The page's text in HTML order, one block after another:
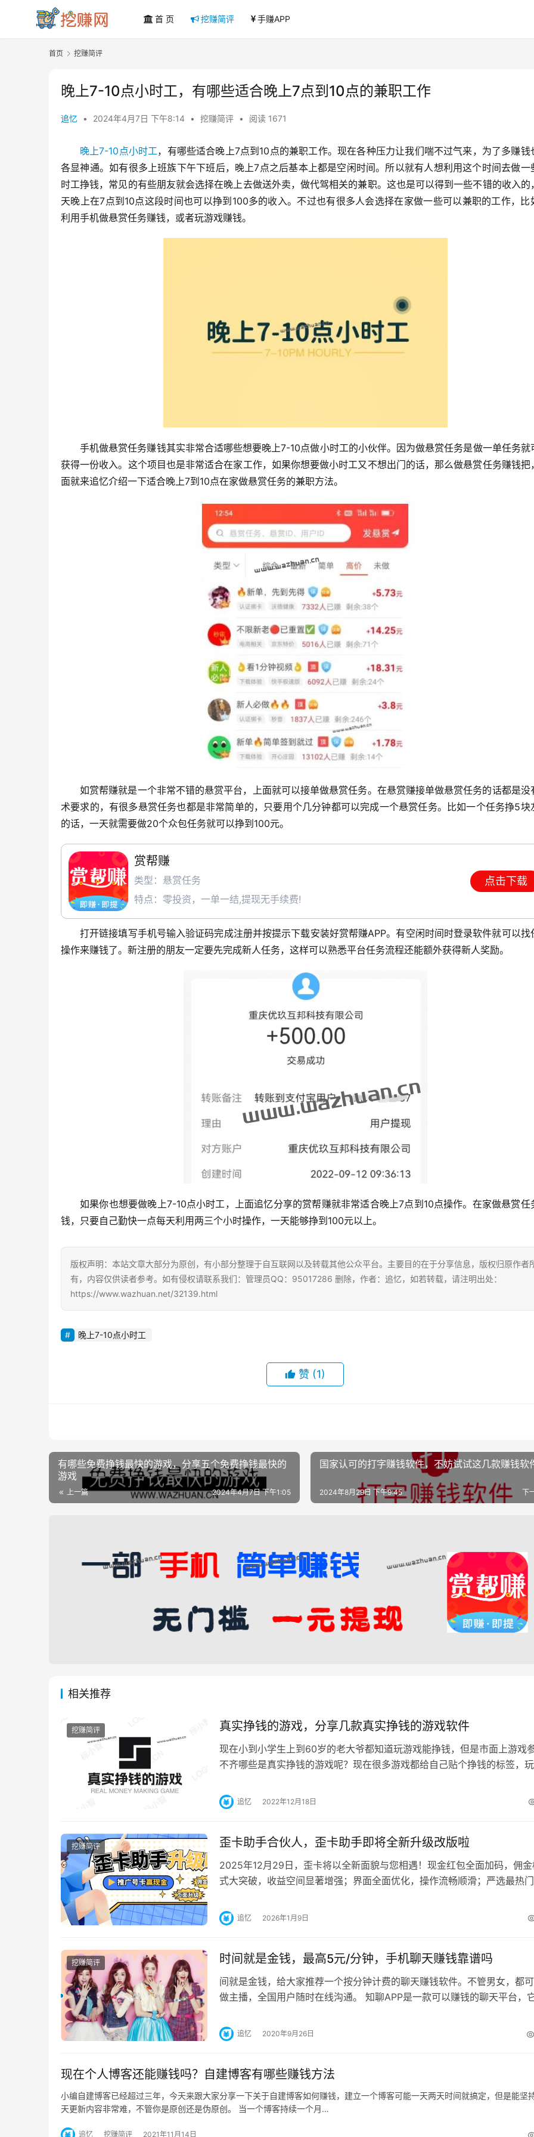
首 页 挖赚简评 手赚APP
首页 挖赚简评
晚上7-10点小时工，有哪些适合晚上7点到10点的兼职工作
追忆 • 2024年4月7日 下午8:14 • 挖赚简评 • 阅读 1671
晚上7-10点小时工，有哪些适合晚上7点到10点的兼职工作。现在各种压力让我们喘不过气来，为了多赚钱
各显神通。如有很多上班族下午下班后，晚上7点之后基本上都是空闲时间。所以就有人想利用这个时间去做一
时工挣钱，常见的有些朋友就会选择在晚上去做送外卖，做代驾相关的兼职。这也是可以得到一些不错的收入的
天晚上在7点到10点这段时间也可以挣到100多的收入。不过也有很多人会选择在家做一些可以兼职的工作，比
利用手机做悬赏任务赚钱，或者玩游戏赚钱。
手机做悬赏任务赚钱其实非常合适哪些想要晚上7-10点做小时工的小伙伴。因为做悬赏任务是做一单任务就
获得一份收入。这个项目也是非常适合在家工作，如果你想要做小时工又不想出门的话，那么做悬赏任务赚钱把
面就来追忆介绍一下适合晚上7到10点在家做悬赏任务的兼职方法。
如赏帮赚就是一个非常不错的悬赏平台，上面就可以接单做悬赏任务。在悬赏赚接单做悬赏任务的话都是没
术要求的，有很多悬赏任务也都是非常简单的，只要用个几分钟都可以完成一个悬赏任务。比如一个任务挣5块
的话，一天就需要做20个众包任务就可以挣到100元。
赏帮赚
类型：悬赏任务
特点：零投资，一单一结,提现无手续费!
点击下载
打开链接填写手机号输入验证码完成注册并按提示下载安装好赏帮赚APP。有空闲时间时登录软件就可以找
操作来赚钱了。新注册的朋友一定要先完成新人任务，这样可以熟悉平台任务流程还能额外获得新人奖励。
如果你也想要做晚上7-10点小时工，上面追忆分享的赏帮赚就非常适合晚上7点到10点操作。在家做悬赏任
钱，只要自己勤快一点每天利用两三个小时操作，一天能够挣到100元以上。
版权声明：本站文章大部分为原创，有小部分整理于自互联网以及转载其他公众平台。主要目的在于分享信息，版权归原作者
有，内容仅供读者参考。如有侵权请联系我们：管理员QQ：95017286 删除，作者：追忆，如若转载，请注明出处：
https://www.wazhuan.net/32139.html
晚上7-10点小时工
赞 (1)
有哪些免费挣钱最快的游戏，分享五个免费挣钱最快的
游戏
上一篇 2024年4月7日 下午1:05
国家认可的打字赚钱软件，不妨试试这几款赚钱软
下
2024年8月29日 下午9:45
相关推荐
挖赚简评 真实挣钱的游戏，分享几款真实挣钱的游戏软件
现在小到小学生上到60岁的老大爷都知道玩游戏能挣钱，但是市面上游戏
不齐哪些是真实挣钱的游戏呢？现在很多游戏都给自己贴个挣钱的标签，
追忆 2022年12月18日
挖赚简评 歪卡助手合伙人，歪卡助手即将全新升级改版啦
2025年12月29日，歪卡将以全新面貌与您相遇！现金红包全面加码，佣
式大突破，收益空间显著增强；界面全面优化，操作流畅顺滑；严选最热
追忆 2026年1月9日
挖赚简评 时间就是金钱，最高5元/分钟，手机聊天赚钱靠谱吗
间就是金钱，给大家推荐一个按分钟计费的聊天赚钱软件。不管男女，都
做主播，全国用户随时在线沟通。 知聊APP是一款可以赚钱的聊天平台，
追忆 2020年9月26日
现在个人博客还能赚钱吗？自建博客有哪些赚钱方法
小编自建博客已经超过三年，今天来跟大家分享一下关于自建博客如何赚钱，建立一个博客可能一天两天时间就搞定，但是能坚
天更新内容非常难，不管你是原创还是伪原创。 当一个博客持续一个月…
追忆 挖赚简评 2021年11月14日